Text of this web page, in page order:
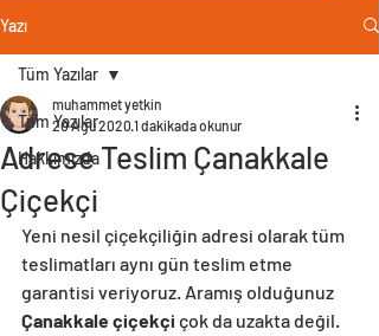
Yazı
Tüm Yazılar
Hakkımızda
Tüm Yazılar
Adrese Teslim Çanakkale
Çiçekçi
muhammet yetkin
20 Ağu 2020 1 dakikada okunur
Yeni nesil çiçekçiliğin adresi olarak tüm
teslimatları aynı gün teslim etme
garantisi veriyoruz. Aramış olduğunuz
Çanakkale çiçekçi çok da uzakta değil.